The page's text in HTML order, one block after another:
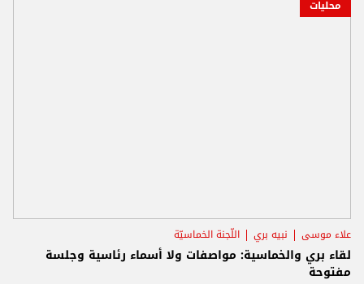
محليات
علاء موسى نبيه بري اللّجنة الخماسيّة
لقاء بري والخماسية: مواصفات ولا أسماء رئاسية وجلسة
مفتوحة